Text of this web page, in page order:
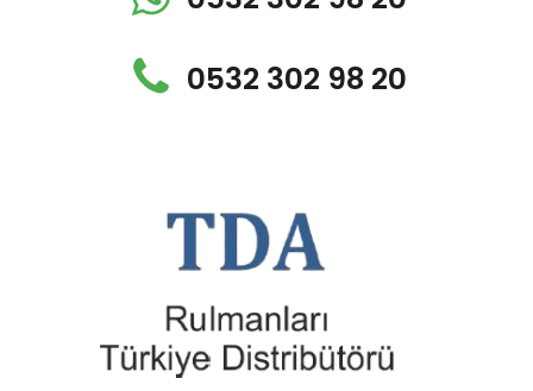
0532 302 98 20